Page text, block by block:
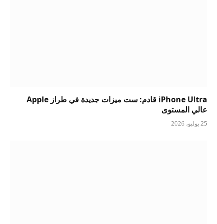
iPhone Ultra قادم: ست ميزات جديدة في طراز Apple
عالي المستوى
25 يوليو، 2026